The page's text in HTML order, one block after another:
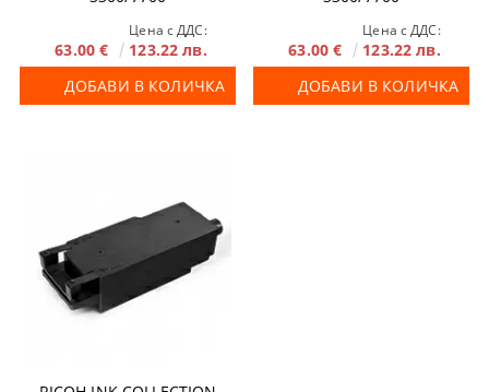
Цена с ДДС:
63.00 €
123.22 лв.
ДОБАВИ В КОЛИЧКА
Цена с ДДС:
63.00 €
123.22 лв.
ДОБАВИ В КОЛИЧКА